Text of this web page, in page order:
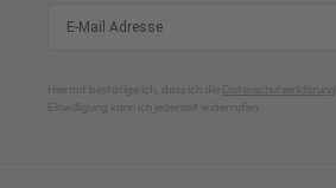
Hiermit bestätige ich, dass ich die Datenschutzerklärung
Einwilligung kann ich jederzeit widerrufen.